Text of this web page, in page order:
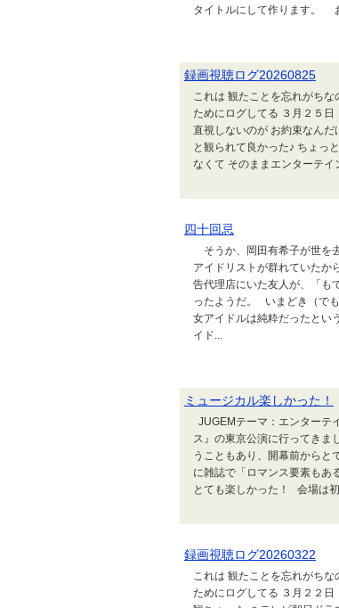
タイトルにして作ります。
録画視聴ログ20260825
これは 観たことを忘れがち
ためにログしてる ３月２５
直視しないのが お約束なん
と観られて良かった♪ ちょっ
なくて そのままエンターテ
四十回忌
そうか、岡田有希子が世を
アイドリストが群れていたか
告代理店にいた友人が、「も
ったようだ。 いまどき（で
女アイドルは純粋だったとい
イド...
ミュージカル楽しかった！
JUGEMテーマ：エンター
ス』の東京公演に行ってきま
うこともあり、開幕前から
に雑誌で「ロマンス要素も
とても楽しかった！ 会場は
録画視聴ログ20260322
これは 観たことを忘れがち
ためにログしてる ３月２２日